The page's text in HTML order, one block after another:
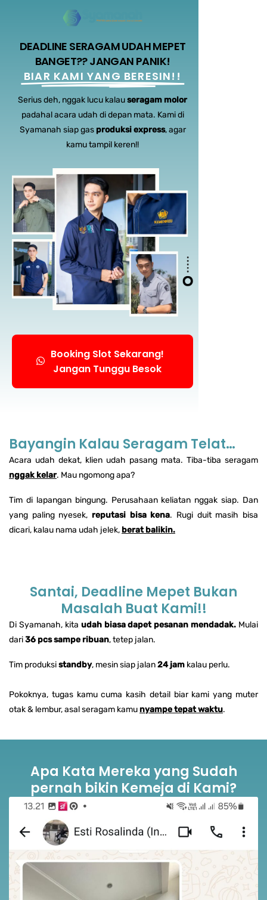
DEADLINE SERAGAM UDAH MEPET
BANGET?? JANGAN PANIK!
BIAR KAMI YANG BERESIN!!
Serius deh, nggak lucu kalauseragam molor
padahal acara udah di depan mata. Kami di
Syamanah siap gas produksi express, agar
kamu tampil keren!!
Booking Slot Sekarang!
Jangan Tunggu Besok
Bayangin Kalau Seragam Telat…
Acara udah dekat, klien udah pasang mata. Tiba-tiba seragam
nggak kelar. Mau ngomong apa?
Tim di lapangan bingung. Perusahaan keliatan nggak siap. Dan
yang paling nyesek, reputasi bisa kena. Rugi duit masih bisa
dicari, kalau nama udah jelek, berat balikin.
Santai, Deadline Mepet Bukan
Masalah Buat Kami!!
Di Syamanah, kita udah biasa dapet pesanan mendadak. Mulai
dari36 pcs sampe ribuan, tetep jalan.
Tim produksistandby, mesin siap jalan24 jam kalau perlu.
Pokoknya, tugas kamu cuma kasih detail biar kami yang muter
otak & lembur, asal seragam kamu nyampe tepat waktu.
Apa Kata Mereka yang Sudah
pernah bikin Kemeja di Kami?